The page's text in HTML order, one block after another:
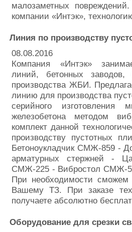
малозаметных
компании «Интэк»,
Линия по производству
08.08.2016
Компания «Интэк»
линий, бетонных заводов,
производства ЖБИ.
линию для производства
серийного изготовления
железобетона методом
комплект данной
производству пустотных
Бетоноукладчик СМЖ-859 -
арматурных стержней -
СМЖ-225 - Вибростол СМЖ-
При необходимости сможем
Вашему ТЗ. При заказе
получаете абсолютно
Оборудование для срезки